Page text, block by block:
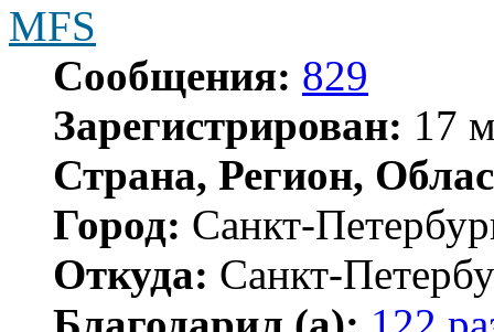
MFS
Сообщения: 829
Зарегистрирован: 17
Страна, Регион,
Город: Санкт-
Откуда: Санкт-